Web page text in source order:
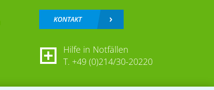
KONTAKT
Hilfe in Notfällen
T. +49 (0)214/30-20220